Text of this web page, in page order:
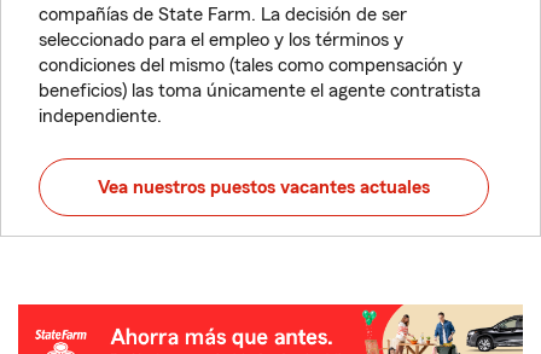
compañías de State Farm. La decisión de ser
seleccionado para el empleo y los términos y
condiciones del mismo (tales como compensación y
beneficios) las toma únicamente el agente contratista
independiente.
Vea nuestros puestos vacantes actuales